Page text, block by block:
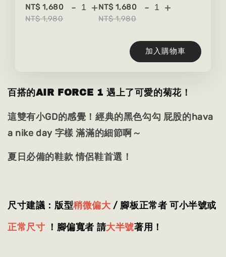
NT$ 1,680
NT$ 1,980
- +NT$ 1,680
NT$ 1,980
- +
加入購物車
百搭的AIR FORCE 1 遇上了可愛的菊花！
這雙有小GD的感覺！經典的黑色勾勾 屁股的hava
a nike day 字樣 滿滿的細節啊～
夏日必備的鞋款 情侶鞋首選！
尺寸建議：版型稍微偏大 / 腳板正常者 可小半號或
正常尺寸 ！腳偏寬者 請大半號著用 ！